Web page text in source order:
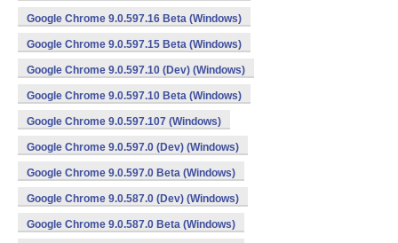
Google Chrome 9.0.597.16 Beta (Windows)
Google Chrome 9.0.597.15 Beta (Windows)
Google Chrome 9.0.597.10 (Dev) (Windows)
Google Chrome 9.0.597.10 Beta (Windows)
Google Chrome 9.0.597.107 (Windows)
Google Chrome 9.0.597.0 (Dev) (Windows)
Google Chrome 9.0.597.0 Beta (Windows)
Google Chrome 9.0.587.0 (Dev) (Windows)
Google Chrome 9.0.587.0 Beta (Windows)